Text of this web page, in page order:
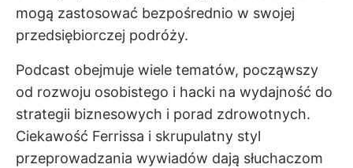
mogą zastosować bezpośrednio w swojej
przedsiębiorczej podróży.
Podcast obejmuje wiele tematów, począwszy
od rozwoju osobistego i hacki na wydajność do
strategii biznesowych i porad zdrowotnych.
Ciekawość Ferrissa i skrupulatny styl
przeprowadzania wywiadów dają słuchaczom